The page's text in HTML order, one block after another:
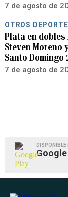
7 de agosto de
OTROS
Plata en
Steven Moreno
Santo Domingo
7 de agosto de
DISPONIBLE